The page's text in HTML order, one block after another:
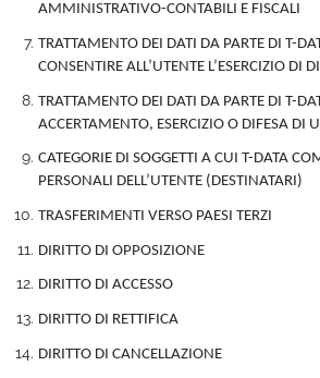
AMMINISTRATIVO-CONTABILI E FISCALI
TRATTAMENTO DEI DATI DA PARTE DI T-
CONSENTIRE ALL’UTENTE L’ESERCIZIO DI
TRATTAMENTO DEI DATI DA PARTE DI T-
ACCERTAMENTO, ESERCIZIO O DIFESA DI
CATEGORIE DI SOGGETTI A CUI T-DATA
PERSONALI DELL’UTENTE (DESTINATARI)
TRASFERIMENTI VERSO PAESI TERZI
DIRITTO DI OPPOSIZIONE
DIRITTO DI ACCESSO
DIRITTO DI RETTIFICA
DIRITTO DI CANCELLAZIONE